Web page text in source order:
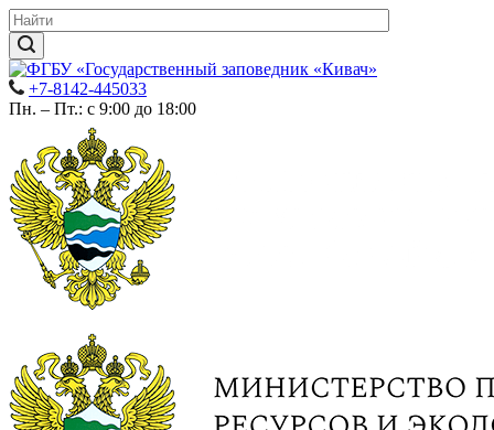
+7-8142-445033
Пн. – Пт.: с 9:00 до 18:00